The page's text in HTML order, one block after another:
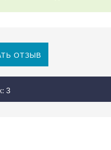
ОТЗЫВ
3